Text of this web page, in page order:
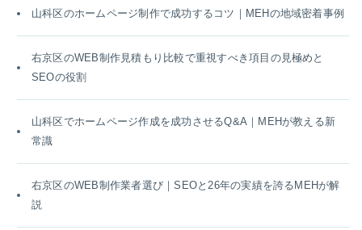
山科区のホームページ制作で成功するコツ｜MEHの地域密着事例
右京区のWEB制作見積もり比較で重視すべき項目の見極めと
SEOの役割
山科区でホームページ作成を成功させるQ&A｜MEHが教える新
常識
右京区のWEB制作業者選び｜SEOと26年の実績を誇るMEHが解
説